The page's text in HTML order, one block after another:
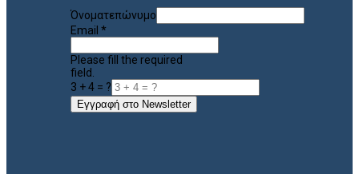
Όνοματεπώνυμο
Email *
Please fill the required
field.
3 + 4 = ?
Εγγραφή στο Newsletter